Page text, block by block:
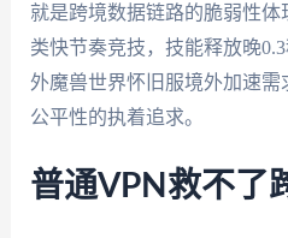
就是跨境数据链路的脆弱性体
类快节奏竞技，技能释放晚
外魔兽世界怀旧服境外加速
公平性的执着追求。
普通VPN救不了